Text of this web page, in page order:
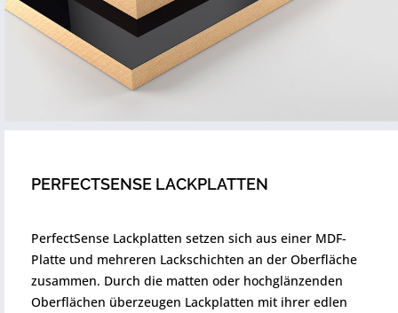
PERFECTSENSE LACKPLATTEN
PerfectSense Lackplatten setzen sich aus einer MDF-
Platte und mehreren Lackschichten an der Oberfläche
zusammen. Durch die matten oder hochglänzenden
Oberflächen überzeugen Lackplatten mit ihrer edlen